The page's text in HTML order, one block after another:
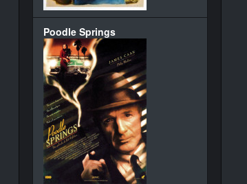
Poodle Springs